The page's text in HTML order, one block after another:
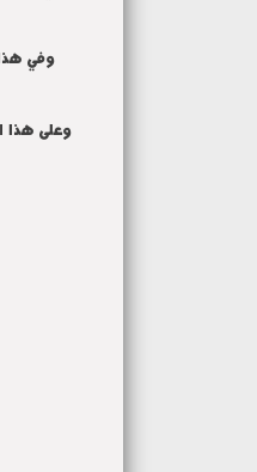
وفي هذا
وعلى هذا